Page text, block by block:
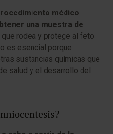
médico
una muestra de
que rodea y protege al feto
es esencial porque
sustancias químicas que
salud y el desarrollo del